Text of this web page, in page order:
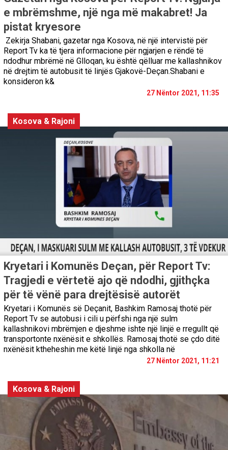
e mbrëmshme, një nga më makabret! Ja
pistat kryesore
Zekirja Shabani, gazetar nga Kosova, në një intervistë për
Report Tv ka të tjera informacione për ngjarjen e rëndë të
ndodhur mbrëmë në Glloqan, ku është qëlluar me kallashnikov
në drejtim të autobusit të linjës Gjakovë-Deçan.Shabani e
konsideron k&
27 Nëntor 2021, 11:35
Kosova & Rajoni
Kryetari i Komunës Deçan, për Report Tv:
Tragjedi e vërtetë ajo që ndodhi, gjithçka
për të vënë para drejtësisë autorët
Kryetari i Komunës së Deçanit, Bashkim Ramosaj thotë për
Report Tv se autobusi i cili u përfshi nga një sulm
kallashnikovi mbrëmjen e djeshme ishte një linjë e rregullt që
transportonte nxënësit e shkollës. Ramosaj thotë se çdo ditë
nxënësit ktheheshin me këtë linjë nga shkolla në
27 Nëntor 2021, 11:21
Kosova & Rajoni